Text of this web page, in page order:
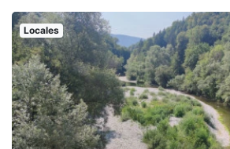
Locales